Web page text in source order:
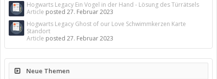
Hogwarts Legacy Ein Vogel in der Hand - Lösung des Türrätsels
Article posted 27. Februar 2023
Hogwarts Legacy Ghost of our Love Schwimmkerzen Karte
Standort
Article posted 27. Februar 2023
Neue Themen